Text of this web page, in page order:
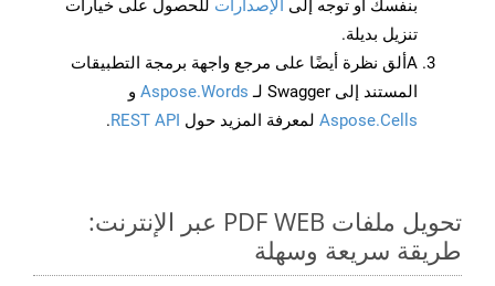
بنفسك أو توجه إلى الإصدارات للحصول على خيارات
تنزيل بديلة.
Aألق نظرة أيضًا على مرجع واجهة برمجة التطبيقات
المستند إلى Swagger لـ
Aspose.Words و
Aspose.Cells لمعرفة المزيد حول REST API
.
تحويل ملفات PDF WEB عبر الإنترنت:
طريقة سريعة وسهلة